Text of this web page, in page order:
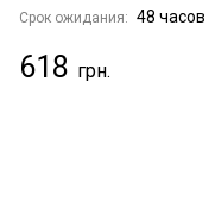
Срок ожидания: 48 часов
618